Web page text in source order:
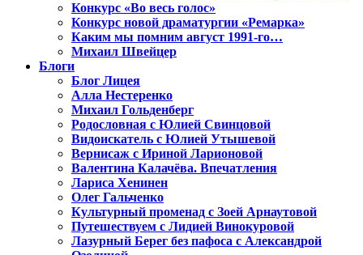
Конкурс «Во весь голос»
Конкурс новой драматургии «Ремарка»
Каким мы помним август 1991-го…
Михаил Швейцер
Блоги
Блог Лицея
Алла Нестеренко
Михаил Гольденберг
Родословная с Юлией Свинцовой
Видоискатель с Юлией Утышевой
Вернисаж с Ириной Ларионовой
Валентина Калачёва. Впечатления
Лариса Хенинен
Олег Гальченко
Культурный променад с Зоей Арнаутовой
Путешествуем с Лидией Винокуровой
Лазурный Берег без пафоса с Александрой